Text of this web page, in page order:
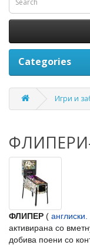
Categories
Игри и
ФЛИПЕРИ-
ФЛИПЕР ( англиски.
активирана со
добива поени со